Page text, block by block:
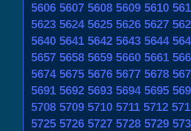
5606 5607 5608 5609 5610
5623 5624 5625 5626 5627
5640 5641 5642 5643 5644
5657 5658 5659 5660 5661
5674 5675 5676 5677 5678
5691 5692 5693 5694 5695
5708 5709 5710 5711 5712
5725 5726 5727 5728 5729